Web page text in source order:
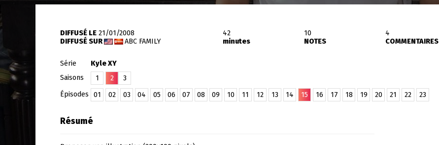
DIFFUSÉ LE 21/01/2008
DIFFUSÉ SUR
ABC FAMILY
42
minutes
10
NOTES
4
COMMENTAIRES
Série
Kyle XY
Saisons
1 2
3
Épisodes
01 02 03 04 05 06 07 08 09 10 11 12 13 14 15 16 17 18 19 20 21 22 23
Résumé